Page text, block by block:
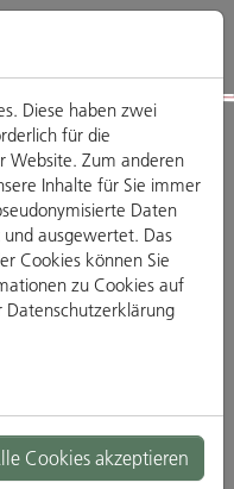
Diese haben zwei
für die
Website. Zum anderen
Inhalte für Sie immer
Daten
ausgewertet. Das
Cookies können Sie
zu Cookies auf
Datenschutzerklärung
Cookies akzeptieren